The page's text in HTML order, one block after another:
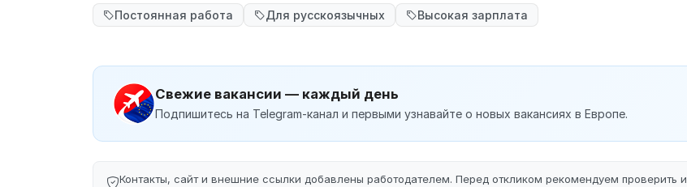
Постоянная работа Для русскоязычных Высокая зарплата
Свежие вакансии — каждый день
Подпишитесь на Telegram-канал и первыми узнавайте о новых вакансиях в Европе.
Контакты, сайт и внешние ссылки добавлены работодателем. Перед откликом рекомендуем